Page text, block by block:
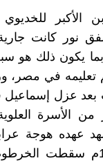
وأمه شفق نور
يكون ذلك هو
تعليمه في مصر،
بعد عزل إسماعيل
الأسرة
الى 1882م. شهد عهده
بتأييده. وفي عام